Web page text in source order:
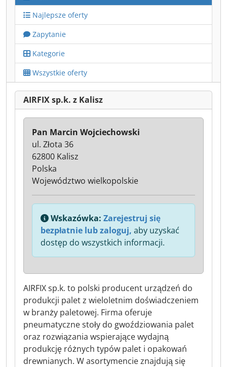
Najlepsze oferty
Zapytanie
Kategorie
Wszystkie oferty
AIRFIX sp.k. z Kalisz
AIRFIX sp.k. to polski producent urządzeń do
produkcji palet z wieloletnim doświadczeniem
w branży paletowej. Firma oferuje
pneumatyczne stoły do gwoździowania palet
oraz rozwiązania wspierające wydajną
produkcję różnych typów palet i opakowań
drewnianych. W asortymencie znajdują się
Pan Marcin Wojciechowski
ul. Złota 36
62800 Kalisz
Polska
Województwo wielkopolskie
Wskazówka: Zarejestruj się
bezpłatnie lub zaloguj, aby uzyskać
dostęp do wszystkich informacji.